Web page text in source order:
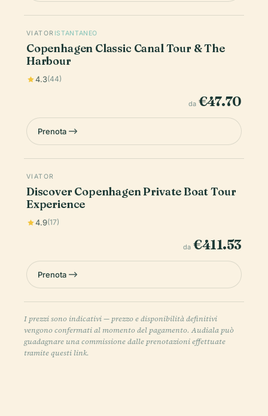
VIATOR ISTANTANEO
Copenhagen Classic Canal Tour & The
Harbour
4.3(44)
da €47.70
Prenota
VIATOR
Discover Copenhagen Private Boat Tour
Experience
4.9(17)
da €411.53
Prenota
I prezzi sono indicativi — prezzo e disponibilità definitivi
vengono confermati al momento del pagamento. Audiala può
guadagnare una commissione dalle prenotazioni effettuate
tramite questi link.